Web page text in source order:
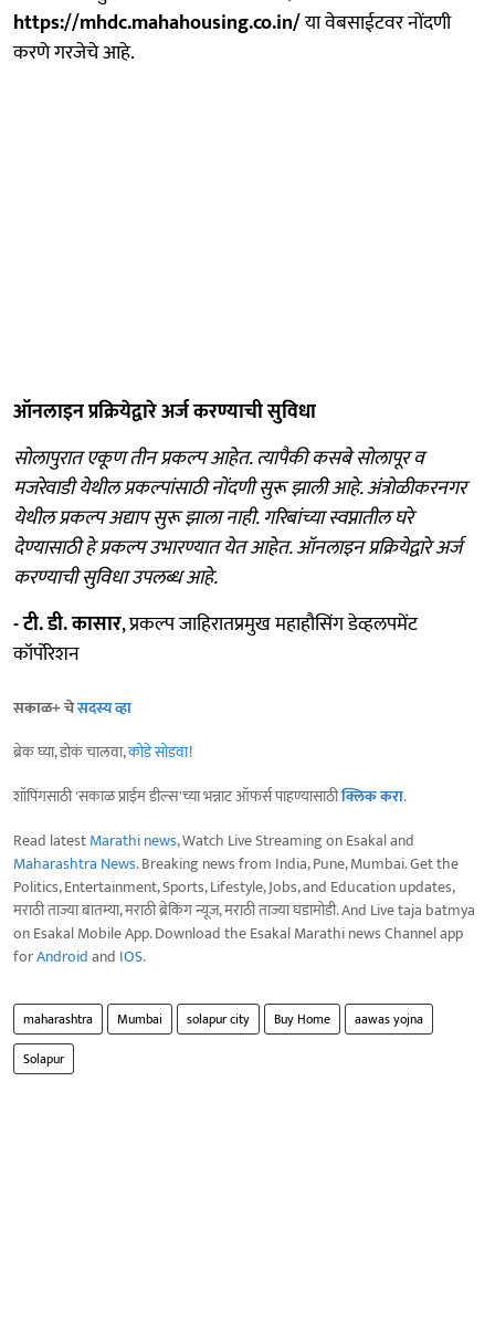
https://mhdc.mahahousing.co.in/या वेबसाईटवर नोंदणी
करणे गरजेचे आहे.
ऑनलाइन प्रक्रियेद्वारे अर्ज करण्याची सुविधा
सोलापुरात एकूण तीन प्रकल्प आहेत. त्यापैकी कसबे सोलापूर व
मजरेवाडी येथील प्रकल्पांसाठी नोंदणी सुरू झाली आहे. अंत्रोळीकरनगर
येथील प्रकल्प अद्याप सुरू झाला नाही. गरिबांच्या स्वप्नातील घरे
देण्यासाठी हे प्रकल्प उभारण्यात येत आहेत. ऑनलाइन प्रक्रियेद्वारे अर्ज
करण्याची सुविधा उपलब्ध आहे.
- टी. डी. कासार, प्रकल्प जाहिरातप्रमुख महाहौसिंग डेव्हलपमेंट
कॉर्पोरेशन
सकाळ+ चेसदस्य व्हा
ब्रेक घ्या, डोकं चालवा,कोडे सोडवा!
शॉपिंगसाठी 'सकाळ प्राईम डील्स'च्या भन्नाट ऑफर्स पाहण्यासाठीक्लिक करा.
Read latestMarathi news, Watch Live Streaming on Esakal and
Maharashtra News. Breaking news from India, Pune, Mumbai. Get the
Politics, Entertainment, Sports, Lifestyle, Jobs, and Education updates,
मराठी ताज्या बातम्या, मराठी ब्रेकिंग न्यूज, मराठी ताज्या घडामोडी. And Live taja batmya
on Esakal Mobile App. Download the Esakal Marathi news Channel app
forAndroidand IOS.
maharashtra Mumbai solapur city Buy Home
aawas yojna
Solapur